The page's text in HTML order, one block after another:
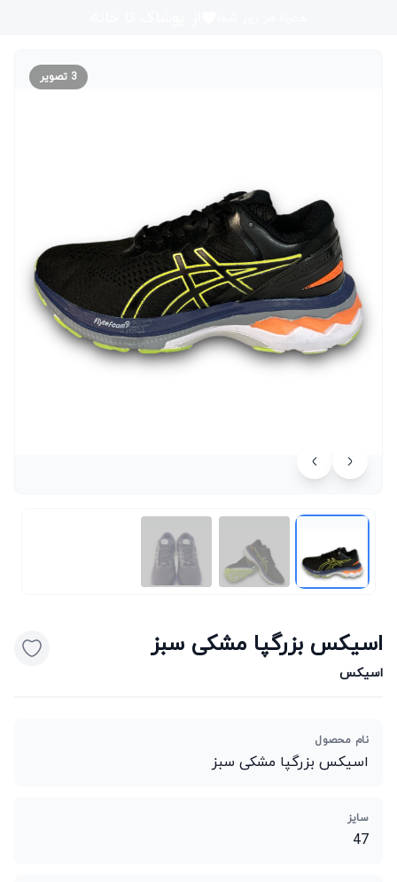
3 تصویر
اسیکس بزرگپا مشکی سبز
اسیکس
نام محصول
اسیکس بزرگپا مشکی سبز
سایز
47